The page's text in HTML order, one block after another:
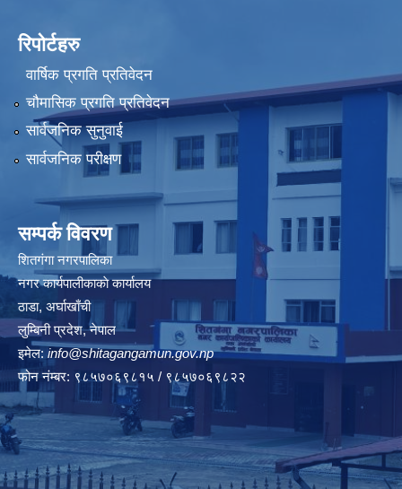
रिपोर्टहरु
वार्षिक प्रगति प्रतिवेदन
चौमासिक प्रगति प्रतिवेदन
सार्वजनिक सुनुवाई
सार्वजनिक परीक्षण
सम्पर्क विवरण
शितगंगा नगरपालिका
नगर कार्यपालीकाकाे कार्यालय
ठाडा, अर्घाखाँची
लुम्बिनी प्रदेश, नेपाल
इमेल: info@shitagangamun.gov.np
फोन नंम्बर: ९८५७०६९८१५ / ९८५७०६९८२२